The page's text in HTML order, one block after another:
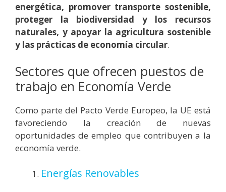
energética, promover transporte sostenible,
proteger la biodiversidad y los recursos
naturales, y apoyar la agricultura sostenible
y las prácticas de economía circular.
Sectores que ofrecen puestos de
trabajo en Economía Verde
Como parte del Pacto Verde Europeo, la UE está
favoreciendo la creación de nuevas
oportunidades de empleo que contribuyen a la
economía verde.
Energías Renovables